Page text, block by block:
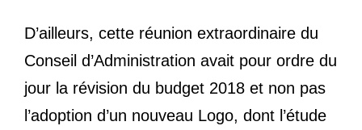
D’ailleurs, cette réunion extraordinaire du
Conseil d’Administration avait pour ordre du
jour la révision du budget 2018 et non pas
l’adoption d’un nouveau Logo, dont l’étude